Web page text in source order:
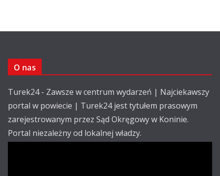
O nas
Turek24 - Zawsze w centrum wydarzeń | Najciekawszy
portal w powiecie | Turek24 jest tytułem prasowym
zarejestrowanym przez Sąd Okręgowy w Koninie.
Portal niezależny od lokalnej władzy.